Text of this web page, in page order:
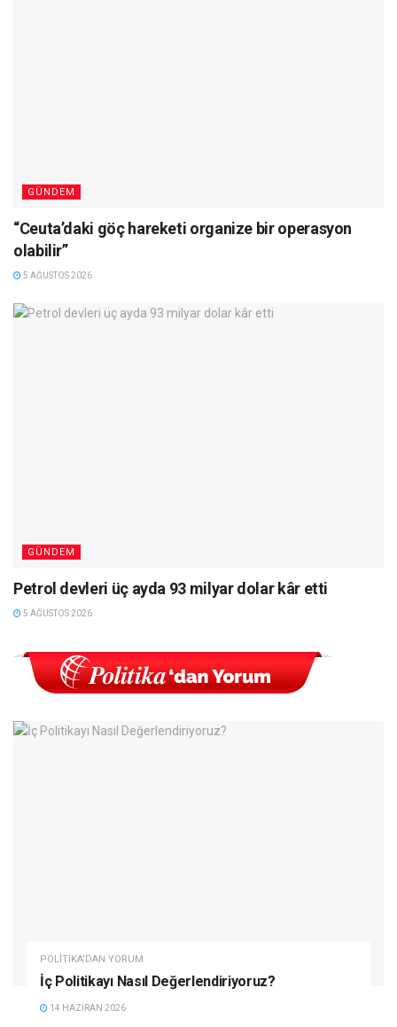
GÜNDEM
“Ceuta’daki göç hareketi organize bir operasyon
olabilir”
5 AĞUSTOS 2026
GÜNDEM
Petrol devleri üç ayda 93 milyar dolar kâr etti
5 AĞUSTOS 2026
POLITIKA'DAN YORUM
İç Politikayı Nasıl Değerlendiriyoruz?
14 HAZIRAN 2026